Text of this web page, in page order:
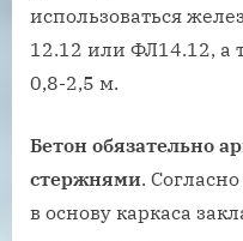
использоваться
12.12 или ФЛ14.12, а
0,8-2,5 м.
Бетон обязательно
стержнями.
в основу каркаса